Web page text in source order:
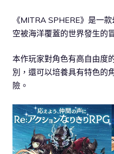
《MITRA SPHERE》是一
空被海洋覆蓋的世界發生的
本作玩家對角色有高自由度
別，還可以培養具有特色的
險。